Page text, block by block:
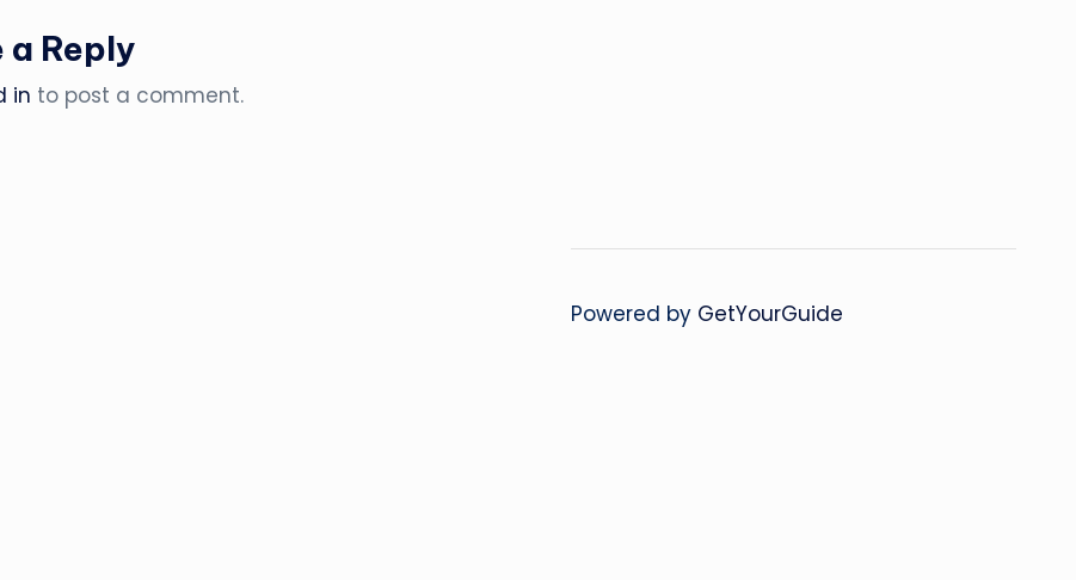
a Reply
in to post a comment.
Powered by GetYourGuide